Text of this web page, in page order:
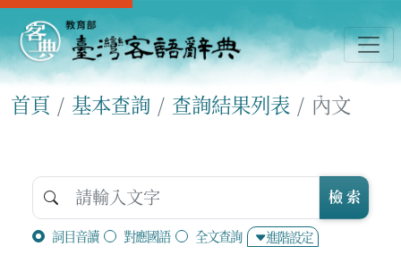
首頁 基本查詢 查詢結果列表 內文
詞目音讀 對應國語 全文查詢 進階設定
檢 索